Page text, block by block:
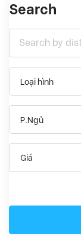
Search
Loại hình
P.Ngủ
Giá